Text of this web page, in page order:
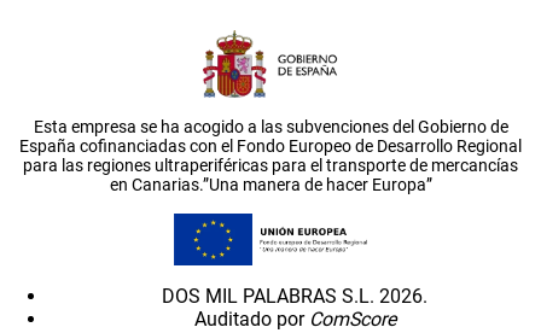
Esta empresa se ha acogido a las subvenciones del Gobierno de
España cofinanciadas con el Fondo Europeo de Desarrollo Regional
para las regiones ultraperiféricas para el transporte de mercancías
en Canarias.”Una manera de hacer Europa”
DOS MIL PALABRAS S.L. 2026.
Auditado por ComScore